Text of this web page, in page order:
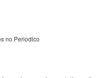
no Periodico